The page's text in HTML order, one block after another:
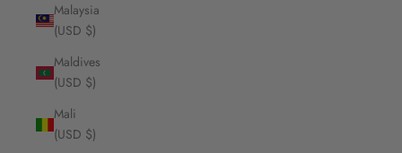
Malaysia
(USD $)
Maldives
(USD $)
Mali
(USD $)